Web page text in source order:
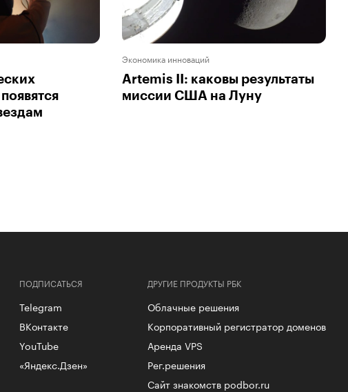
Экономика инноваций
Artemis II: каковы результаты
миссии США на Луну
ДРУГИЕ ПРОДУКТЫ РБК
Облачные решения
Корпоративный регистратор доменов
Аренда VPS
Рег.решения
Сайт знакомств podbor.ru
ПОДПИСАТЬСЯ
Telegram
ВКонтакте
YouTube
«Яндекс.Дзен»